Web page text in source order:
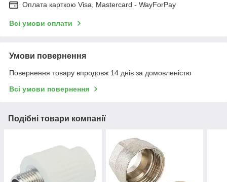
Оплата карткою Visa, Mastercard - WayForPay
Всі умови оплати
Умови повернення
Повернення товару впродовж 14 днів за домовленістю
Всі умови повернення
Подібні товари компанії